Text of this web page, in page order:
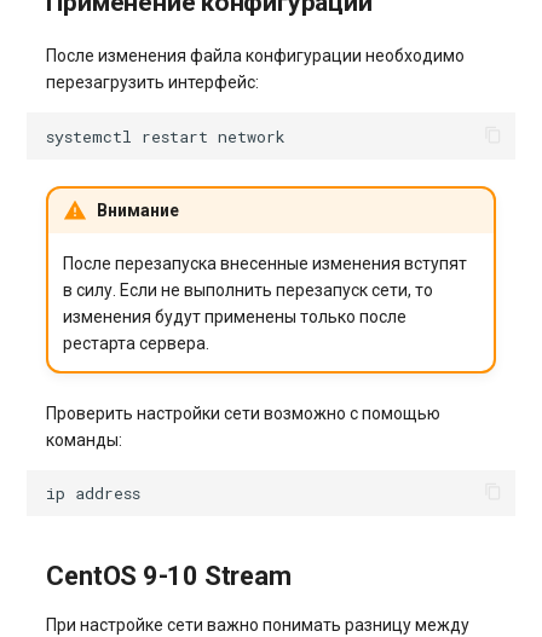
После изменения файла конфигурации необходимо
перезагрузить интерфейс:
systemctl restart
Внимание
После перезапуска внесенные изменения вступят
в силу. Если не выполнить перезапуск сети, то
изменения будут применены только после
рестарта сервера.
Проверить настройки сети возможно с помощью
команды:
ip
CentOS 9-10 Stream
При настройке сети важно понимать разницу между